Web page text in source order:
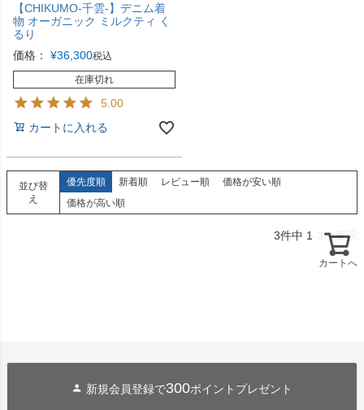
【CHIKUMO-千雲-】デニム着
物 オーガニック ミルクティ く
るり
価格：
¥36,300税込
在庫切れ
5.00
カートに入れる
並び替
え
優先度順 新着順 レビュー順
価格が安い順
価格が高い順
3件中 1 件表示
カートへ
新規会員登録で300ポイントプレゼント